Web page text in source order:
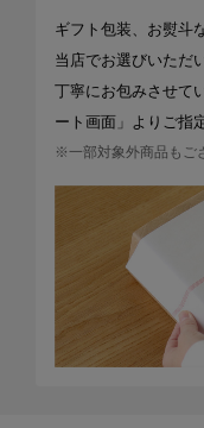
ギフト包装、お熨斗
当店でお選びいただ
丁寧にお包みさせて
ート画面」よりご指
※一部対象外商品もご